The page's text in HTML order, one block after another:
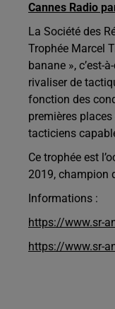
Cannes Radio
La Société des
Trophée Marcel
banane »,
rivaliser de
fonction des
premières
tacticiens
Ce trophée est
2019, champion
Informations :
https://www.sr-
https://www.sr-